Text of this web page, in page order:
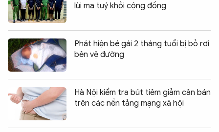
lùi ma tuý khỏi cộng đồng
Phát hiện bé gái 2 tháng tuổi bị bỏ rơi
bên vệ đường
Hà Nội kiểm tra bút tiêm giảm cân bán
trên các nền tảng mạng xã hội